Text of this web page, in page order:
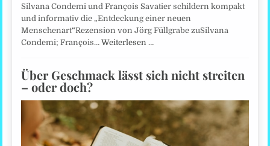
Silvana Condemi und François Savatier schildern kompakt
und informativ die „Entdeckung einer neuen
Menschenart“Rezension von Jörg Füllgrabe zuSilvana
Condemi; François…Weiterlesen …
Über Geschmack lässt sich nicht streiten
– oder doch?